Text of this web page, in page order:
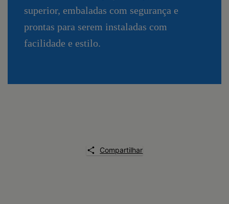
superior, embaladas com segurança e
prontas para serem instaladas com
facilidade e estilo.
Compartilhar